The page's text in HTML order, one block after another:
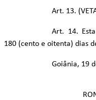
Art. 13.
Art. 14.
180 (cento e oitenta) dias
Goiânia, 19